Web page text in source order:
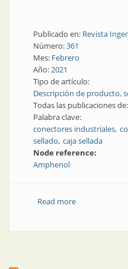
Publicado en: Revista
Número:361
Mes: Febrero
Año:2021
Tipo de artículo:
Descripción de producto,
Todas las publicaciones de:
Palabra clave:
conectores industriales
sellado caja sellada
Node reference:
Amphenol
Read moreabout